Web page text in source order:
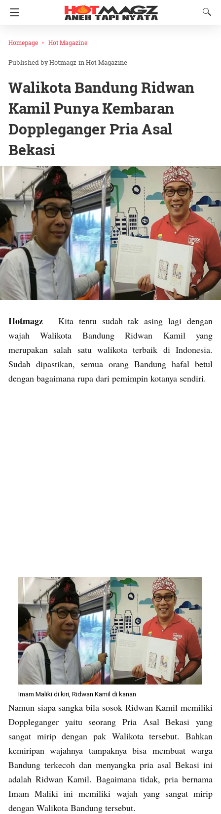
Homepage Hot Magazine
Hotmagz inHot Magazine
Walikota Bandung Ridwan
Kamil Punya Kembaran
Doppleganger Pria Asal
Bekasi
Hotmagz – Kita tentu sudah tak asing lagi dengan
wajah Walikota Bandung Ridwan Kamil yang
merupakan salah satu walikota terbaik di Indonesia.
Sudah dipastikan, semua orang Bandung hafal betul
dengan bagaimana rupa dari pemimpin kotanya sendiri.
Imam Maliki di kiri, Ridwan Kamil di kanan
Namun siapa sangka bila sosok Ridwan Kamil memiliki
Doppleganger yaitu seorang Pria Asal Bekasi yang
sangat mirip dengan pak Walikota tersebut. Bahkan
kemiripan wajahnya tampaknya bisa membuat warga
Bandung terkecoh dan menyangka pria asal Bekasi ini
adalah Ridwan Kamil. Bagaimana tidak, pria bernama
Imam Maliki ini memiliki wajah yang sangat mirip
dengan Walikota Bandung tersebut.